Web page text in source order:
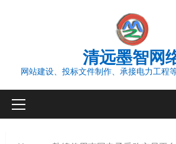
清远墨智网
网站建设、投标文件制作、承接电力工程
Primary